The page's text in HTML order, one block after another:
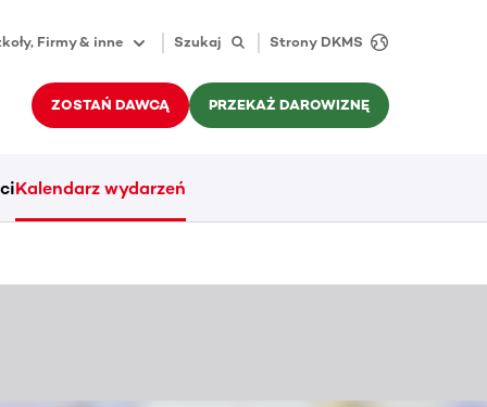
Firmy & inne Szukaj Strony DKMS
ZOSTAŃ DAWCĄ PRZEKAŻ DAROWIZNĘ
Kalendarz wydarzeń